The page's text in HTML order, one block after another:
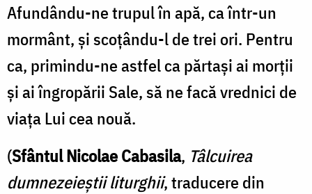
Afundându-ne trupul în apă, ca într-un
mormânt, și scoțându-l de trei ori. Pentru
ca, primindu-ne astfel ca părtași ai morții
și ai îngropării Sale, să ne facă vrednici de
viața Lui cea nouă.
(Sfântul Nicolae Cabasila, Tâlcuirea
dumnezeieștii liturghii, traducere din